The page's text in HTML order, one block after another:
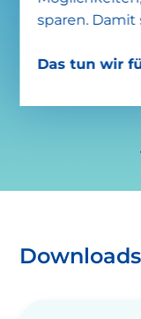
sparen.
haben viele
im
Das tun wir
Downloads